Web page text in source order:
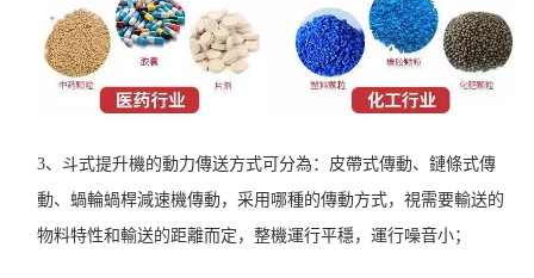
3、斗式提升機的動力傳送方式可分為：皮帶式傳動、鏈條式傳
動、蝸輪蝸桿減速機傳動，采用哪種的傳動方式，視需要輸送的
物料特性和輸送的距離而定，整機運行平穩，運行噪音小；